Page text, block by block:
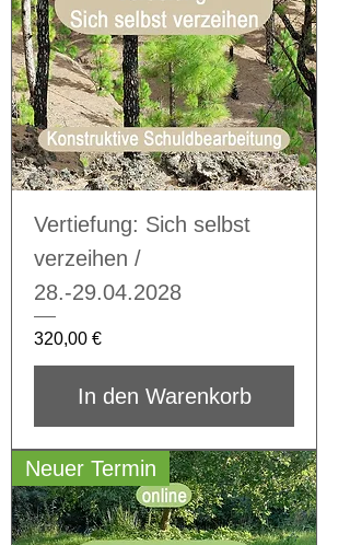
Vertiefung: Sich selbst
verzeihen /
28.-29.04.2028
Preis
320,00 €
In den Warenkorb
Neuer Termin